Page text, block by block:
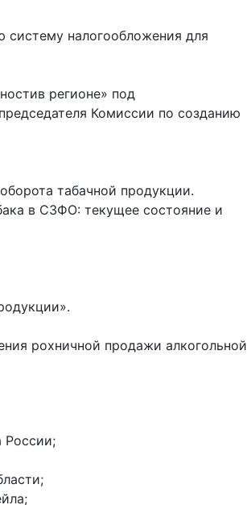
систему налогообложения для
регионе» под
Комиссии по созданию
табачной продукции.
в СЗФО: текущее состояние и
рохничной продажи алкогольной
России;